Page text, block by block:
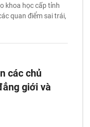
khoa học cấp tỉnh
quan điểm sai trái,
các chủ
giới và